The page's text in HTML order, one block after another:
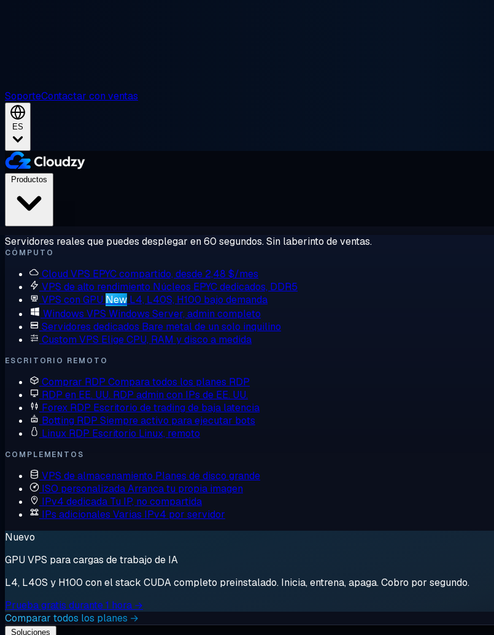
SoporteContactar con ventas
ES
Servidores reales que puedes desplegar en 60 segundos. Sin laberinto de ventas.
CÓMPUTO
Cloud VPS EPYC compartido, desde 2,48 $/mes
VPS de alto rendimiento Núcleos EPYC dedicados, DDR5
VPS con GPU New L4, L40S, H100 bajo demanda
Windows VPS Windows Server, admin completo
Servidores dedicados Bare metal de un solo inquilino
Custom VPS Elige CPU, RAM y disco a medida
ESCRITORIO REMOTO
Comprar RDP Compara todos los planes RDP
RDP en EE. UU. RDP admin con IPs de EE. UU.
Forex RDP Escritorio de trading de baja latencia
Botting RDP Siempre activo para ejecutar bots
Linux RDP Escritorio Linux, remoto
COMPLEMENTOS
VPS de almacenamiento Planes de disco grande
ISO personalizadaArranca tu propia imagen
IPv4 dedicada Tu IP, no compartida
IPs adicionales Varias IPv4 por servidor
Nuevo
GPU VPS para cargas de trabajo de IA
L4, L40S y H100 con el stack CUDA completo preinstalado. Inicia, entrena, apaga. Cobro por segundo.
Prueba gratis durante 1 hora →
Comparar todos los planes →